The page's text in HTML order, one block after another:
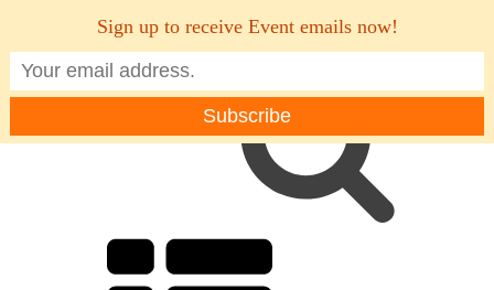
Sign up to receive Event emails now!